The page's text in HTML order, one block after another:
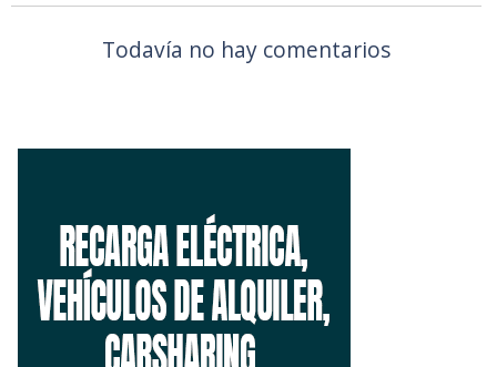
Todavía no hay comentarios